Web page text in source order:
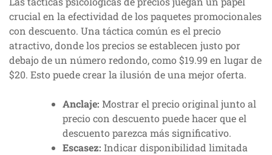
crucial en la efectividad de los paquetes promocionales
con descuento. Una táctica común es el precio
atractivo, donde los precios se establecen justo por
debajo de un número redondo, como $19.99 en lugar de
$20. Esto puede crear la ilusión de una mejor oferta.
Anclaje: Mostrar el precio original junto al
precio con descuento puede hacer que el
descuento parezca más significativo.
Escasez: Indicar disponibilidad limitada